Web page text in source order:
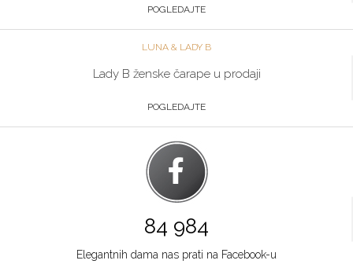
POGLEDAJTE
LUNA & LADY B
Lady B ženske čarape u prodaji
POGLEDAJTE
84 984
Elegantnih dama nas prati na Facebook-u